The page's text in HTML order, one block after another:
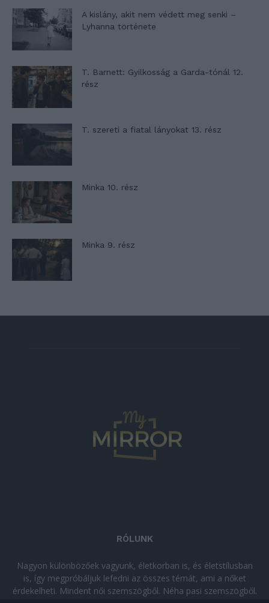
A kislány, akit nem védett meg senki –
Lyhanna története
T. Barnett: Gyilkosság a Garda-tónál 12.
rész
T. szereti a fiatal lányokat 13. rész
Minka 10. rész
Minka 9. rész
RÓLUNK
Nagyon különbözőek vagyunk, életkorban is, és életstílusban
is, így megpróbáljuk lefedni az összes témát, ami a nőket
érdekelheti. Mindent női szemszögből. Néha pasi szemszögből.